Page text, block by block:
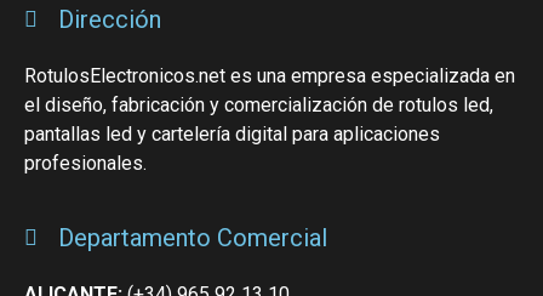
Dirección
RotulosElectronicos.net es una empresa especializada en
el diseño, fabricación y comercialización de rotulos led,
pantallas led y cartelería digital para aplicaciones
profesionales.
Departamento Comercial